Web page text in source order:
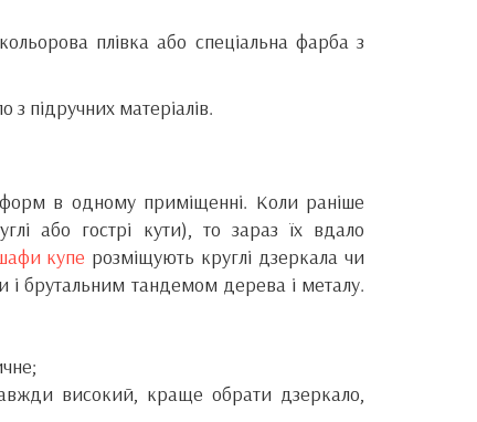
плівка або спеціальна фарба з
підручних матеріалів.
форм в одному приміщенні. Коли раніше
або гострі кути), то зараз їх вдало
купе розміщують круглі дзеркала чи
і брутальним тандемом дерева і металу.
високий, краще обрати дзеркало,